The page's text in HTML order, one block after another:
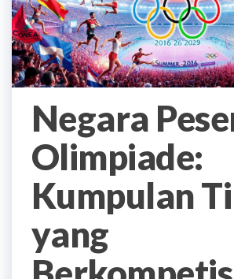
Negara
Olimpiade:
Kumpulan
yang